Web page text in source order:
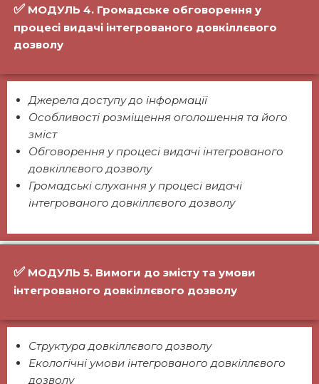
✅МОДУЛЬ 4. Громадське обговорення у
процесі видачі інтегрованого довкіллєвого
дозволу
Джерела доступу до інформації
Особливості розміщення оголошення та його
зміст
Обговорення у процесі видачі інтегрованого
довкіллєвого дозволу
Громадські слухання у процесі видачі
інтегрованого довкіллєвого дозволу
✅МОДУЛЬ 5. Вимоги до змісту та умови
інтегрованого довкіллєвого дозволу
Структура довкіллєвого дозволу
Екологічні умови інтегрованого довкіллєвого
дозволу